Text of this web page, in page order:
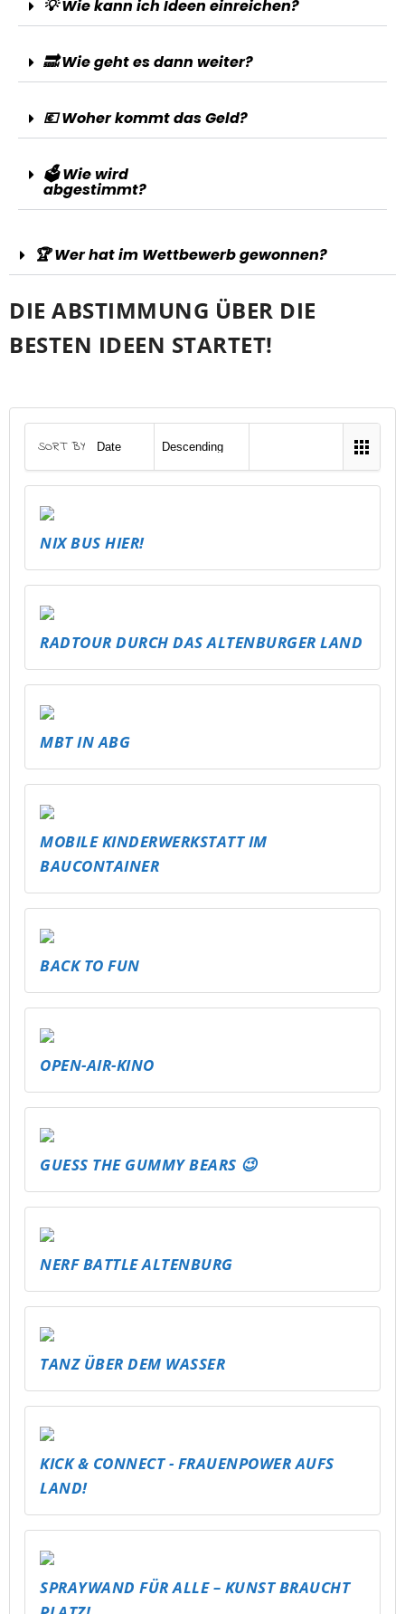
💡 Wie kann ich Ideen einreichen?
🔜 Wie geht es dann weiter?
💶 Woher kommt das Geld?
🗳️ Wie wird
abgestimmt?
🏆 Wer hat im Wettbewerb gewonnen?
DIE ABSTIMMUNG ÜBER DIE
BESTEN IDEEN STARTET!
SORT BY
NIX BUS HIER!
RADTOUR DURCH DAS ALTENBURGER LAND
MBT IN ABG
MOBILE KINDERWERKSTATT IM
BAUCONTAINER
BACK TO FUN
OPEN-AIR-KINO
GUESS THE GUMMY BEARS 😉
NERF BATTLE ALTENBURG
TANZ ÜBER DEM WASSER
KICK & CONNECT - FRAUENPOWER AUFS
LAND!
SPRAYWAND FÜR ALLE – KUNST BRAUCHT